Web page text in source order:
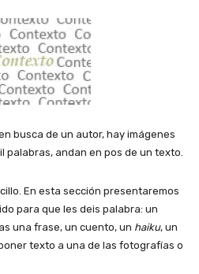
busca de un autor, hay imágenes
palabras, andan en pos de un texto.
En esta sección presentaremos
para que les deis palabra: un
una frase, un cuento, un haiku, un
texto a una de las fotografías o